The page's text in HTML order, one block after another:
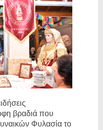
βραδιά που
Φυλασία το